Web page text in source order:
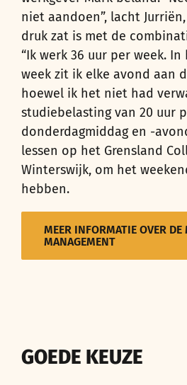
niet aandoen”, lacht
druk zat is met de
“Ik werk 36 uur per week.
week zit ik elke avond aan
hoewel ik het niet had
studiebelasting van 20 uur
donderdagmiddag en -
lessen op het Grensland
Winterswijk, om het
hebben.
MEER INFORMATIE OVER DE
MANAGEMENT
GOEDE KEUZE